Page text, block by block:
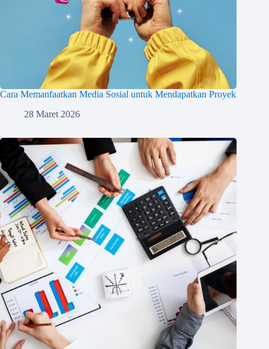
Cara Memanfaatkan Media Sosial untuk Mendapatkan Proyek
28 Maret 2026